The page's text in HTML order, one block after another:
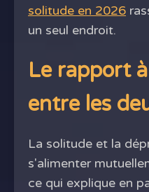
solitude en 2026
un seul endroit.
Le rapport
entre les
La solitude et la
s'alimenter
ce qui explique en